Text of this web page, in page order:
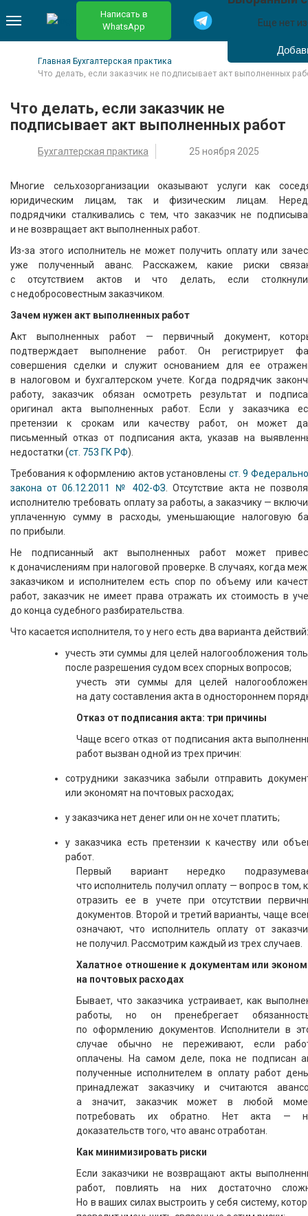
Написать в
WhatsApp
Еще нет
Главная Бухгалтерская практика
Что делать, если заказчик не подписывает акт выполненных
Что делать, если заказчик не
подписывает акт выполненных работ
Бухгалтерская практика 25 ноября 2025
Многие сельхозорганизации оказывают услуги как
юридическим лицам, так и физическим лицам.
подрядчики сталкивались с тем, что заказчик не
и не возвращает акт выполненных работ.
Из-за этого исполнитель не может получить оплату или
уже полученный аванс. Расскажем, какие риски
с отсутствием актов и что делать, если
с недобросовестным заказчиком.
Зачем нужен акт выполненных работ
Акт выполненных работ — первичный документ,
подтверждает выполнение работ. Он регистрирует
совершения сделки и служит основанием для ее
в налоговом и бухгалтерском учете. Когда подрядчик
работу, заказчик обязан осмотреть результат и
оригинал акта выполненных работ. Если у заказчика
претензии к срокам или качеству работ, он может
письменный отказ от подписания акта, указав на
недостатки (ст. 753 ГК РФ).
Требования к оформлению актов установлены ст. 9
закона от 06.12.2011 № 402-ФЗ . Отсутствие акта не
исполнителю требовать оплату за работы, а заказчику —
уплаченную сумму в расходы, уменьшающие налоговую
по прибыли.
Не подписанный акт выполненных работ может
к доначислениям при налоговой проверке. В случаях, когда
заказчиком и исполнителем есть спор по объему или
работ, заказчик не имеет права отражать их стоимость в
до конца судебного разбирательства.
Что касается исполнителя, то у него есть два варианта
учесть эти суммы для целей налогообложения
после разрешения судом всех спорных вопросов;
учесть эти суммы для целей
на дату составления акта в одностороннем
Отказ от подписания акта: три причины
Чаще всего отказ от подписания акта
работ вызван одной из трех причин:
сотрудники заказчика забыли отправить
или экономят на почтовых расходах;
у заказчика нет денег или он не хочет платить;
у заказчика есть претензии к качеству или
работ.
Первый вариант нередко
что исполнитель получил оплату — вопрос в том,
отразить ее в учете при отсутствии
документов. Второй и третий варианты, чаще
означают, что исполнитель оплату от
не получил. Рассмотрим каждый из трех случаев.
Халатное отношение к документам или
на почтовых расходах
Бывает, что заказчика устраивает, как
работы, но он пренебрегает
по оформлению документов. Исполнители в
случае обычно не переживают, если
оплачены. На самом деле, пока не подписан
полученные исполнителем в оплату работ
принадлежат заказчику и считаются
а значит, заказчик может в любой
потребовать их обратно. Нет акта —
доказательств того, что аванс отработан.
Как минимизировать риски
Если заказчики не возвращают акты
работ, повлиять на них достаточно
Но в ваших силах выстроить у себя систему,